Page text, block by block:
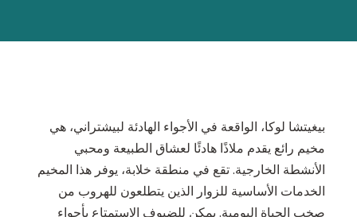
بيغيتشا لوكا، الواقعة في الأجواء الهادئة لبيشتراني، هي
مخيم رائع يقدم ملاذًا هادئًا لعشاق الطبيعة ومحبي
الأنشطة الخارجية. تقع في منطقة خلابة، يوفر هذا المخيم
الخدمات الأساسية للزوار الذين يتطلعون للهروب من
صخب الحياة اليومية. يمكن للضيوف الاستمتاع بأجواء